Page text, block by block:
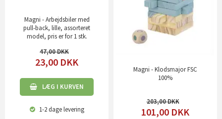
Magni - Arbejdsbiler med
pull-back, lille, assorteret
model, pris er for 1 stk.
47,00
23,00 DKK
LÆG I KURVEN
1-2 dagelevering
Magni - Klodsmajor FSC
100%
203,00
101,00 DKK